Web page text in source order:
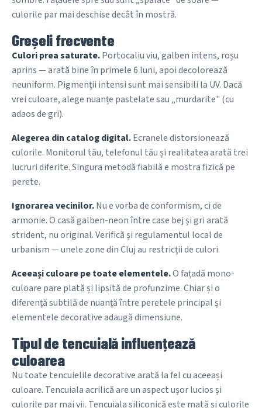
culorile par mai deschise decât în mostră.
Greșeli frecvente
Culori prea saturate.Portocaliu viu, galben intens, roșu
aprins — arată bine în primele 6 luni, apoi decolorează
neuniform. Pigmenții intensi sunt mai sensibili la UV. Dacă
vrei culoare, alege nuanțe pastelate sau „murdarite" (cu
adaos de gri).
Alegerea din catalog digital.Ecranele distorsionează
culorile. Monitorul tău, telefonul tău și realitatea arată trei
lucruri diferite. Singura metodă fiabilă e mostra fizică pe
perete.
Ignorarea vecinilor.Nu e vorba de conformism, ci de
armonie. O casă galben-neon între case bej și gri arată
strident, nu original. Verifică și regulamentul local de
urbanism — unele zone din Cluj au restricții de culori.
Aceeași culoare pe toate elementele.O fațadă mono-
culoare pare plată și lipsită de profunzime. Chiar și o
diferență subtilă de nuanță între peretele principal și
elementele decorative adaugă dimensiune.
Tipul de tencuială influențează
culoarea
Nu toate tencuielile decorative arată la fel cu aceeași
culoare. Tencuiala acrilică are un aspect ușor lucios și
culorile par mai vii. Tencuiala siliconică este mată și culorile